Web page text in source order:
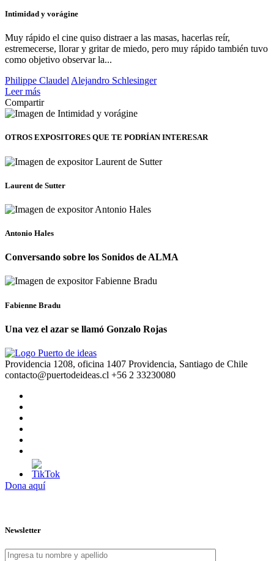
Intimidad y vorágine
Muy rápido el cine quiso distraer a las masas, hacerlas reír,
estremecerse, llorar y gritar de miedo, pero muy rápido también tuvo
como objetivo observar la...
Philippe Claudel Alejandro Schlesinger
Leer más
Compartir
OTROS EXPOSITORES QUE TE PODRÍAN INTERESAR
Laurent de Sutter
Antonio Hales
Conversando sobre los Sonidos de ALMA
Fabienne Bradu
Una vez el azar se llamó Gonzalo Rojas
Providencia 1208, oficina 1407 Providencia, Santiago de Chile
contacto@puertodeideas.cl +56 2 33230080
Dona aquí
Newsletter